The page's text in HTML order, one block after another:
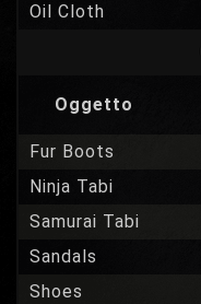
Oil Cloth
Oggetto
Fur Boots
Ninja Tabi
Samurai Tabi
Sandals
Shoes